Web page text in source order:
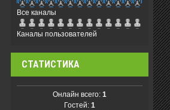
Все каналы
Каналы пользователей
СТАТИСТИКА
Онлайн всего: 1
Гостей: 1